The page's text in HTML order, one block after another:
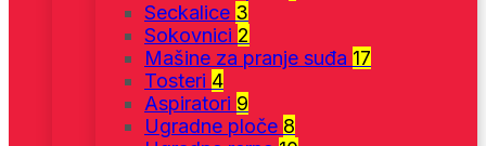
Seckalice 3
Sokovnici 2
Mašine za pranje suđa 17
Tosteri 4
Aspiratori 9
Ugradne ploče 8